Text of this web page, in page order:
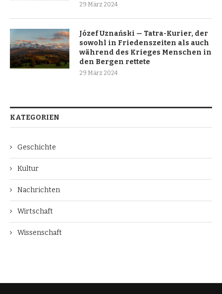
29 März 2024
Józef Uznański — Tatra-Kurier, der
sowohl in Friedenszeiten als auch
während des Krieges Menschen in
den Bergen rettete
29 März 2024
KATEGORIEN
Geschichte
Kultur
Nachrichten
Wirtschaft
Wissenschaft